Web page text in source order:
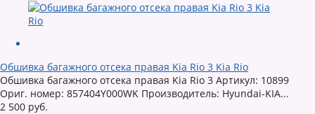
Обшивка багажного отсека правая Kia Rio 3 Kia Rio
Обшивка багажного отсека правая Kia Rio 3 Артикул: 10899
Ориг. номер: 857404Y000WK Производитель: Hyundai-KIA...
2 500 руб.